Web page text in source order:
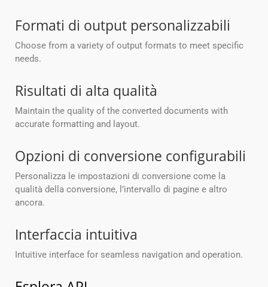
Formati di output personalizzabili
Choose from a variety of output formats to meet specific
needs.
Risultati di alta qualità
Maintain the quality of the converted documents with
accurate formatting and layout.
Opzioni di conversione configurabili
Personalizza le impostazioni di conversione come la
qualità della conversione, l’intervallo di pagine e altro
ancora.
Interfaccia intuitiva
Intuitive interface for seamless navigation and operation.